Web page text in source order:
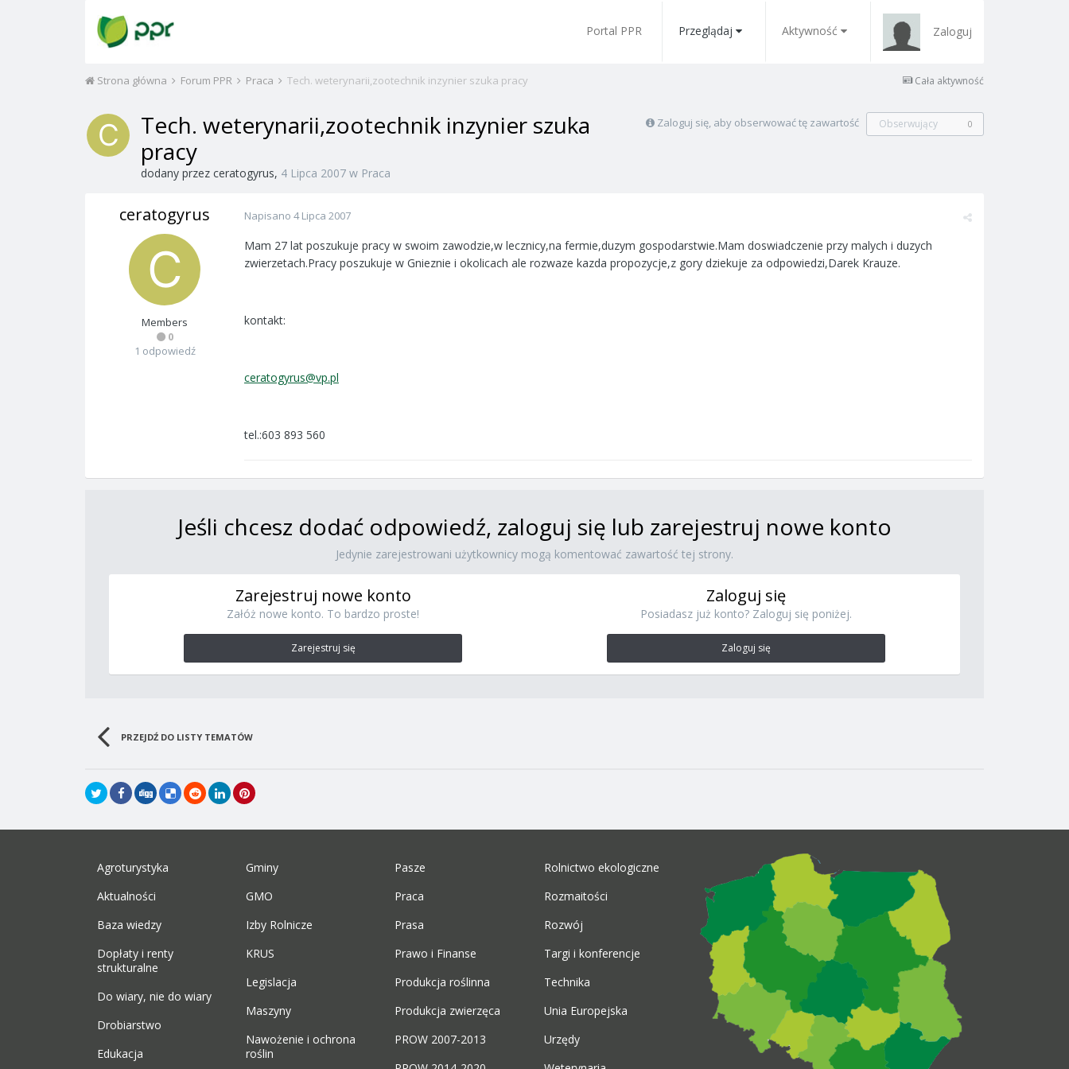
Portal PPR Przeglądaj Aktywność Zaloguj
Cała aktywność
Strona główna Forum PPR Praca Tech. weterynarii,zootechnik inzynier szuka pracy
Zaloguj się, aby obserwować tę zawartość Obserwujący 0
Tech. weterynarii,zootechnik inzynier szuka
pracy
dodany przez ceratogyrus, 4 Lipca 2007 w Praca
ceratogyrus
Members
0
1 odpowiedź
Napisano 4 Lipca 2007
Mam 27 lat poszukuje pracy w swoim zawodzie,w lecznicy,na fermie,duzym gospodarstwie.Mam doswiadczenie przy malych i duzych
zwierzetach.Pracy poszukuje w Gnieznie i okolicach ale rozwaze kazda propozycje,z gory dziekuje za odpowiedzi,Darek Krauze.
kontakt:
ceratogyrus@vp.pl
tel.:603 893 560
Jeśli chcesz dodać odpowiedź, zaloguj się lub zarejestruj nowe konto
Jedynie zarejestrowani użytkownicy mogą komentować zawartość tej strony.
Zarejestruj nowe konto
Załóż nowe konto. To bardzo proste!
Zarejestruj się
Zaloguj się
Posiadasz już konto? Zaloguj się poniżej.
Zaloguj się
PRZEJDŹ DO LISTY TEMATÓW
Agroturystyka
Aktualności
Baza wiedzy
Dopłaty i renty
strukturalne
Do wiary, nie do wiary
Drobiarstwo
Edukacja
Gminy
GMO
Izby Rolnicze
KRUS
Legislacja
Maszyny
Nawożenie i ochrona
roślin
Pasze
Praca
Prasa
Prawo i Finanse
Produkcja roślinna
Produkcja zwierzęca
PROW 2007-2013
Rolnictwo ekologiczne
Rozmaitości
Rozwój
Targi i konferencje
Technika
Unia Europejska
Urzędy